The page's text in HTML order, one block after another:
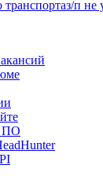
транспортаз/п не
ПО